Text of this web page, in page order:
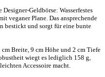
Designer-Geldbörse: Wasserfestes
veganer Plane. Das ansprechende
bestickt und sorgt für eine bunte
Breite, 9 cm Höhe und 2 cm Tiefe
wiegt es lediglich 158 g,
Accessoire macht.